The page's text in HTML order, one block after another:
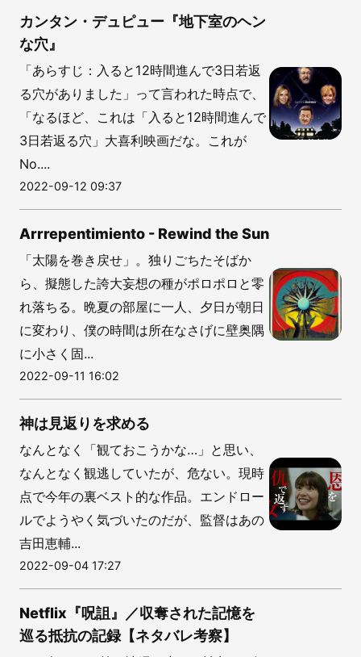
カンタン・デュピュー『地下室のヘン
な穴』
「あらすじ：入ると12時間進んで3日若返
る穴がありました」って言われた時点で、
「なるほど、これは「入ると12時間進んで
3日若返る穴」大喜利映画だな。これが
No....
2022-09-12 09:37
Arrrepentimiento - Rewind the Sun
「太陽を巻き戻せ」。独りごちたそばか
ら、擬態した誇大妄想の種がポロポロと零
れ落ちる。晩夏の部屋に一人、夕日が朝日
に変わり、僕の時間は所在なさげに壁奥隅
に小さく固...
2022-09-11 16:02
神は見返りを求める
なんとなく「観ておこうかな…」と思い、
なんとなく観逃していたが、危ない。現時
点で今年の裏ベスト的な作品。エンドロー
ルでようやく気づいたのだが、監督はあの
吉田恵輔...
2022-09-04 17:27
Netflix『呪詛』／収奪された記憶を
巡る抵抗の記録【ネタバレ考察】